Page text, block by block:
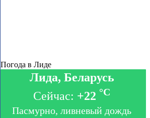
Погода в Лиде
Лида, Беларусь
Сейчас: +22 °C
Пасмурно, ливневый дождь